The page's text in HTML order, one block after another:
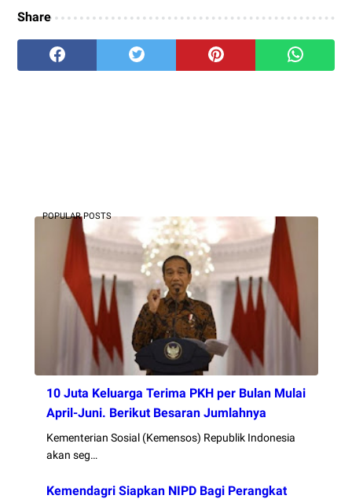
Share
POPULAR POSTS
10 Juta Keluarga Terima PKH per Bulan Mulai
April-Juni. Berikut Besaran Jumlahnya
Kementerian Sosial (Kemensos) Republik Indonesia
akan seg…
Kemendagri Siapkan NIPD Bagi Perangkat